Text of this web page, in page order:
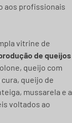
aos profissionais
vitrine de
de queijos
queijo com
queijo de
mussarela e a
voltados ao